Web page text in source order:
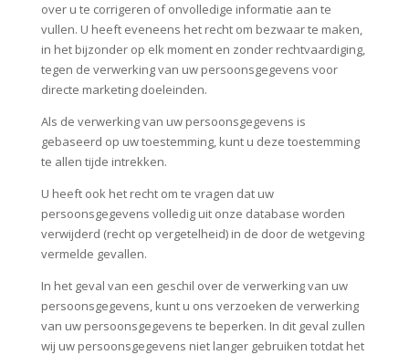
over u te corrigeren of onvolledige informatie aan te
vullen. U heeft eveneens het recht om bezwaar te maken,
in het bijzonder op elk moment en zonder rechtvaardiging,
tegen de verwerking van uw persoonsgegevens voor
directe marketing doeleinden.
Als de verwerking van uw persoonsgegevens is
gebaseerd op uw toestemming, kunt u deze toestemming
te allen tijde intrekken.
U heeft ook het recht om te vragen dat uw
persoonsgegevens volledig uit onze database worden
verwijderd (recht op vergetelheid) in de door de wetgeving
vermelde gevallen.
In het geval van een geschil over de verwerking van uw
persoonsgegevens, kunt u ons verzoeken de verwerking
van uw persoonsgegevens te beperken. In dit geval zullen
wij uw persoonsgegevens niet langer gebruiken totdat het